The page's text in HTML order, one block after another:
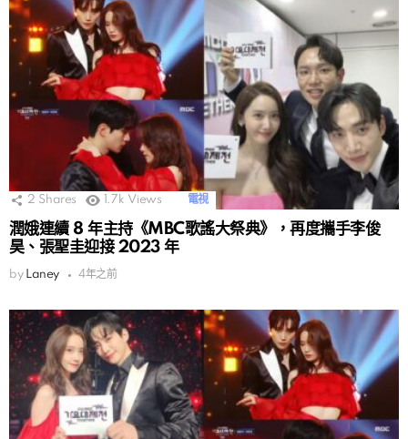
2 Shares 1.7k Views 電視
潤娥連續 8 年主持《MBC歌謠大祭典》，再度攜手李俊
昊、張聖圭迎接 2023 年
by Laney 4年之前